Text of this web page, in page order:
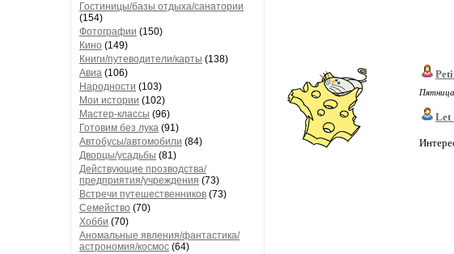
Гостиницы/базы отдыха/санатории
(154)
Фотографии (150)
Кино (149)
Книги/путеводители/карты (138)
Авиа (106)
Народности (103)
Мои истории (102)
Мастер-классы (96)
Готовим без лука (91)
Автобусы/автомобили (84)
Дворцы/усадьбы (81)
Действующие прозводства/
предприятия/учреждения (73)
Встречи путешественников (73)
Семейство (70)
Хобби (70)
Аномальные явления/фантастика/
астрономия/космос (64)